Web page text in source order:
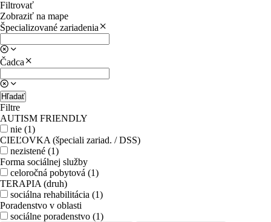
Filtrovať
Zobraziť na mape
Špecializované zariadenia
Čadca
Hľadať
Filtre
AUTISM FRIENDLY
nie (1)
CIEĽOVKA (špeciali zariad. / DSS)
nezistené (1)
Forma sociálnej služby
celoročná pobytová (1)
TERAPIA (druh)
sociálna rehabilitácia (1)
Poradenstvo v oblasti
sociálne poradenstvo (1)